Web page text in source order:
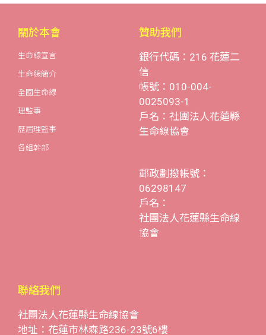
關於本會
生命線宣言
生命線簡介
全國生命線
理監事
歷屆理監事
各組幹部
贊助我們
銀行代碼：216 花蓮二
信
帳號：010-004-
0025093-1
戶名：社團法人花蓮縣
生命線協會
郵政劃撥帳號：
06298147
戶名：
社團法人花蓮縣生命線
協會
聯絡我們
社團法人花蓮縣生命線協會
地址：花蓮市林森路236-23號6樓